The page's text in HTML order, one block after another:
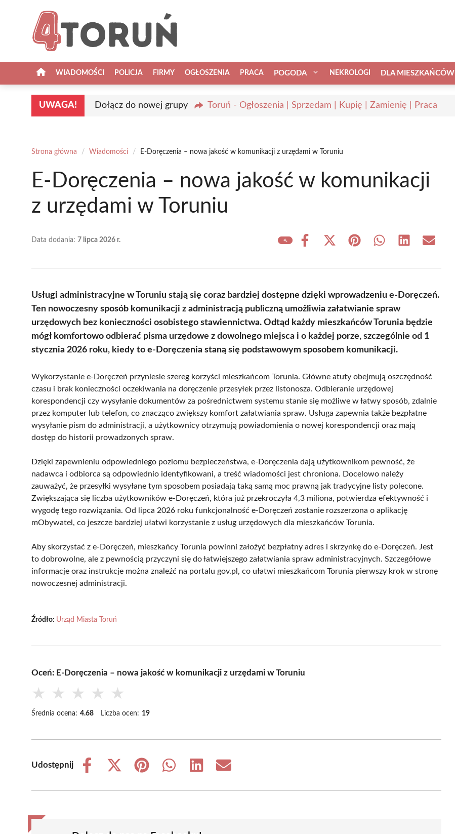
WIADOMOŚCI POLICJA FIRMY OGŁOSZENIA PRACA POGODA NEKROLOGI DLA MIESZKAŃCÓW
UWAGA! Dołącz do nowej grupy Toruń - Ogłoszenia | Sprzedam | Kupię | Zamienię | Praca
Strona główna / Wiadomości / E-Doręczenia – nowa jakość w komunikacji z urzędami w Toruniu
E-Doręczenia – nowa jakość w komunikacji
z urzędami w Toruniu
Data dodania: 7 lipca 2026 r.
Share
Share
(Twitter)
Share Share Share Share
Usługi administracyjne w Toruniu stają się coraz bardziej dostępne dzięki wprowadzeniu e-Doręczeń.
Ten nowoczesny sposób komunikacji z administracją publiczną umożliwia załatwianie spraw
urzędowych bez konieczności osobistego stawiennictwa. Odtąd każdy mieszkańców Torunia będzie
mógł komfortowo odbierać pisma urzędowe z dowolnego miejsca i o każdej porze, szczególnie od 1
stycznia 2026 roku, kiedy to e-Doręczenia staną się podstawowym sposobem komunikacji.
Wykorzystanie e-Doręczeń przyniesie szereg korzyści mieszkańcom Torunia. Główne atuty obejmują oszczędność
czasu i brak konieczności oczekiwania na doręczenie przesyłek przez listonosza. Odbieranie urzędowej
korespondencji czy wysyłanie dokumentów za pośrednictwem systemu stanie się możliwe w łatwy sposób, zdalnie
przez komputer lub telefon, co znacząco zwiększy komfort załatwiania spraw. Usługa zapewnia także bezpłatne
wysyłanie pism do administracji, a użytkownicy otrzymują powiadomienia o nowej korespondencji oraz mają
dostęp do historii prowadzonych spraw.
Dzięki zapewnieniu odpowiedniego poziomu bezpieczeństwa, e-Doręczenia dają użytkownikom pewność, że
nadawca i odbiorca są odpowiednio identyfikowani, a treść wiadomości jest chroniona. Docelowo należy
zauważyć, że przesyłki wysyłane tym sposobem posiadają taką samą moc prawną jak tradycyjne listy polecone.
Zwiększająca się liczba użytkowników e-Doręczeń, która już przekroczyła 4,3 miliona, potwierdza efektywność i
wygodę tego rozwiązania. Od lipca 2026 roku funkcjonalność e-Doręczeń zostanie rozszerzona o aplikację
mObywatel, co jeszcze bardziej ułatwi korzystanie z usług urzędowych dla mieszkańców Torunia.
Aby skorzystać z e-Doręczeń, mieszkańcy Torunia powinni założyć bezpłatny adres i skrzynkę do e-Doręczeń. Jest
to dobrowolne, ale z pewnością przyczyni się do łatwiejszego załatwiania spraw administracyjnych. Szczegółowe
informacje oraz instrukcje można znaleźć na portalu gov.pl, co ułatwi mieszkańcom Torunia pierwszy krok w stronę
nowoczesnej administracji.
Źródło: Urząd Miasta Toruń
Oceń: E-Doręczenia – nowa jakość w komunikacji z urzędami w Toruniu
★ ★ ★ ★ ★
Średnia ocena: 4.68 Liczba ocen: 19
Udostępnij
Share
Share
(Twitter)
Share
Share
Share
Share